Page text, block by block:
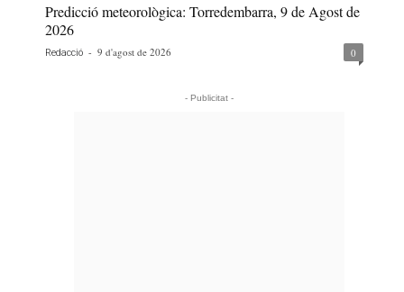
Predicció meteorològica: Torredembarra, 9 de Agost de
2026
Redacció - 9 d'agost de 2026 0
- Publicitat -